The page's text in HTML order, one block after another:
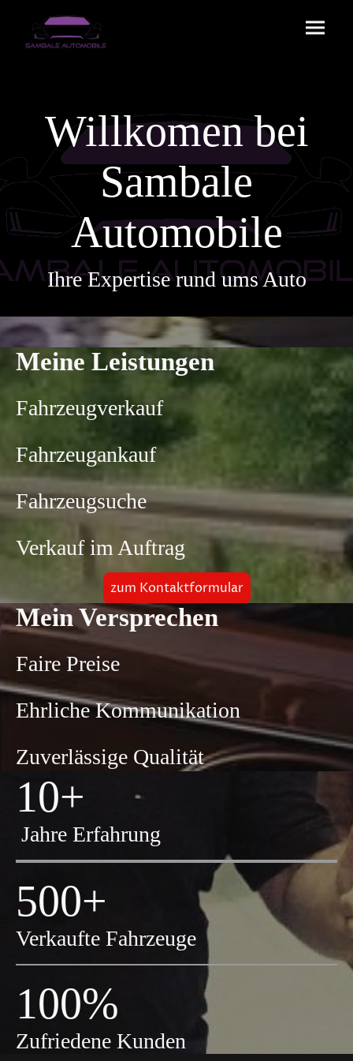
Willkomen bei
Sambale
Automobile
Ihre Expertise rund ums Auto
Meine Leistungen
Fahrzeugverkauf
Fahrzeugankauf
Fahrzeugsuche
Verkauf im Auftrag
zum Kontaktformular
Mein Versprechen
Faire Preise
Ehrliche Kommunikation
Zuverlässige Qualität
10+
Jahre Erfahrung
500+
Verkaufte Fahrzeuge
100%
Zufriedene Kunden